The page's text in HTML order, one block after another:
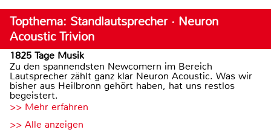
Topthema: Standlautsprecher · Neuron
Acoustic Trivion
1825 Tage Musik
Zu den spannendsten Newcomern im Bereich
Lautsprecher zählt ganz klar Neuron Acoustic. Was wir
bisher aus Heilbronn gehört haben, hat uns restlos
begeistert.
>> Mehr erfahren
>> Alle anzeigen